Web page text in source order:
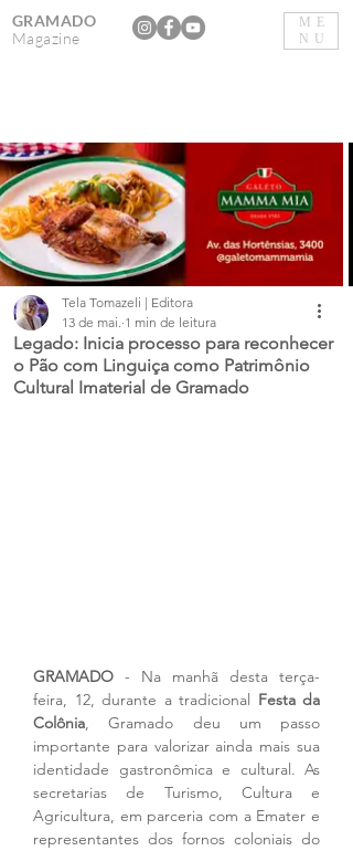
ME
NU
GRAMADO
Magazine
Legado: Inicia processo para reconhecer
o Pão com Linguiça como Patrimônio
Cultural Imaterial de Gramado
Tela Tomazeli | Editora
13 de mai. 1 min de leitura
GRAMADO - Na manhã desta terça-
feira, 12, durante a tradicional Festa da
Colônia, Gramado deu um passo
importante para valorizar ainda mais sua
identidade gastronômica e cultural. As
secretarias de Turismo, Cultura e
Agricultura, em parceria com a Emater e
representantes dos fornos coloniais do